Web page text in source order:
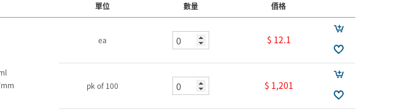
單位 數量 價格
ea $ 12.1
pk of 100 $ 1,201